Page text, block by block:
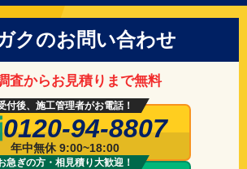
クのお問い合わせ
査からお見積りまで無料
付後、施工管理者がお電話！
0120-94-8807
年中無休 9:00~18:00
急ぎの方・相見積り大歓迎！